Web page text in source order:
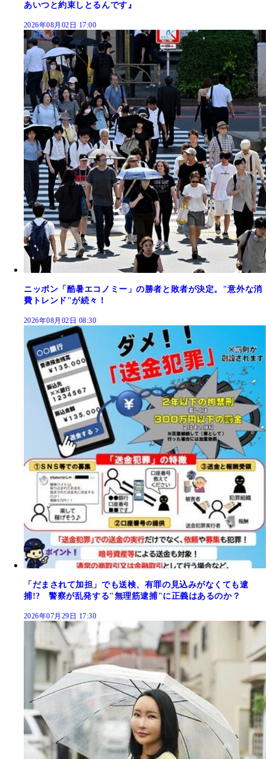
あいつと約束しとるんです』
2026年08月02日 17:00
ニッポン「酷暑エコノミー」の勝者と敗者が決定。"意外な消
費トレンド"が続々！
2026年08月02日 08:30
「だまされて加担」でも送検、有罪の見込みがなくても逮
捕!? 警察が乱発する"無理筋逮捕"に正義はあるのか？
2026年07月29日 17:30